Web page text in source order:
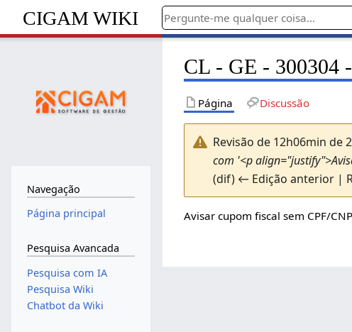
CIGAM WIKI
CL - GE - 300304
Página Discussão
Revisão de 12h06min de
com '<p
(dif) ← Edição anterior |
Avisar cupom fiscal sem CPF/
Navegação
Página principal
Pesquisa Avancada
Pesquisa com IA
Pesquisa Wiki
Chatbot da Wiki